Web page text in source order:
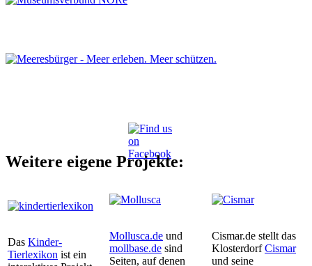
Weitere eigene Projekte:
Das Kinder-
Tierlexikon ist ein
Mollusca.de und
mollbase.de sind
Seiten, auf denen
Cismar.de stellt das
KlosterdorfCismar
und seine